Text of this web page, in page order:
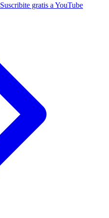
Suscribite gratis a YouTube